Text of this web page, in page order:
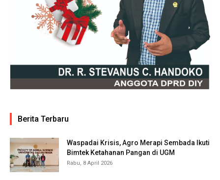
Berita Terbaru
Waspadai Krisis, Agro Merapi Sembada Ikuti
Bimtek Ketahanan Pangan di UGM
Rabu, 8 April 2026